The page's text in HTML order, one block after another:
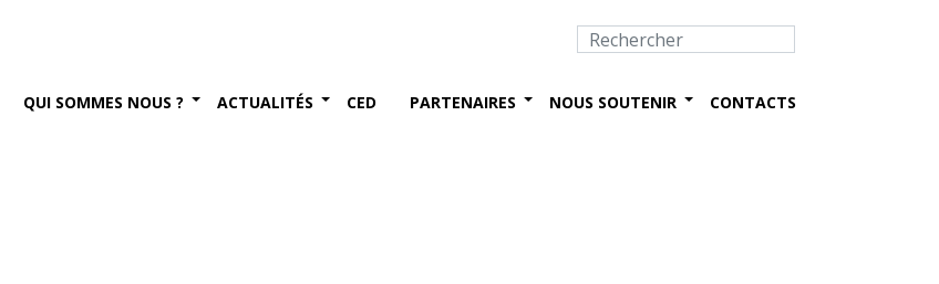
QUI SOMMES NOUS ? ACTUALITÉS CED PARTENAIRES NOUS SOUTENIR CONTACTS